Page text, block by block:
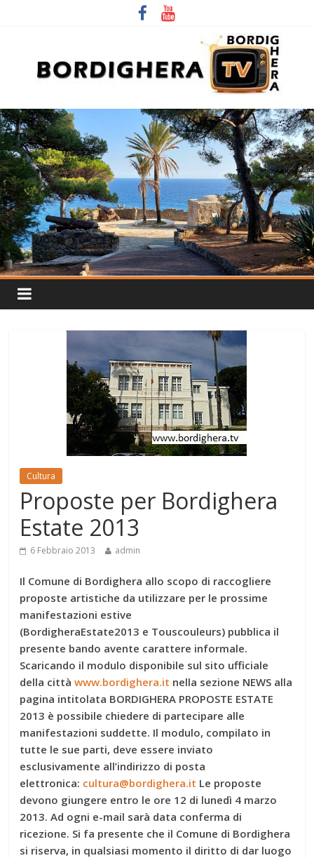
Cultura
Proposte per Bordighera
Estate 2013
6 Febbraio 2013 admin
Il Comune di Bordighera allo scopo di raccogliere
proposte artistiche da utilizzare per le prossime
manifestazioni estive
(BordigheraEstate2013 e Touscouleurs) pubblica il
presente bando avente carattere informale.
Scaricando il modulo disponibile sul sito ufficiale
della cittàwww.bordighera.it nella sezione NEWS alla
pagina intitolata BORDIGHERA PROPOSTE ESTATE
2013 è possibile chiedere di partecipare alle
manifestazioni suddette. Il modulo, compilato in
tutte le sue parti, deve essere inviato
esclusivamente all’indirizzo di posta
elettronica: cultura@bordighera.it Le proposte
devono giungere entro le ore 12 di lunedì 4 marzo
2013. Ad ogni e-mail sarà data conferma di
ricezione. Si fa presente che il Comune di Bordighera
si riserva, in qualsiasi momento il diritto di dar luogo